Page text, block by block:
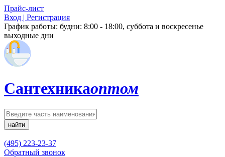
Прайс-лист
Вход | Регистрация
График работы: будни: 8:00 - 18:00, суббота и воскресенье
выходные дни
Сантехникаоптом
найти
(495) 223-23-37
Обратный звонок